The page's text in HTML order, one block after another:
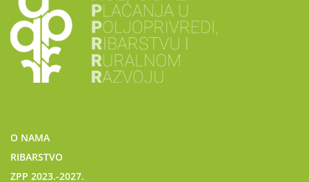
O NAMA
RIBARSTVO
ZPP 2023.-2027.